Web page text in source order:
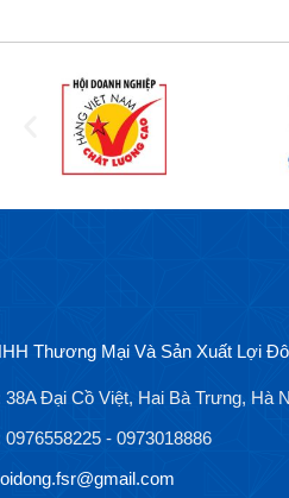
Thương Mại Và Sản Xuất Lợi
38A Đại Cồ Việt, Hai Bà Trưng, Hà
0976558225 - 0973018886